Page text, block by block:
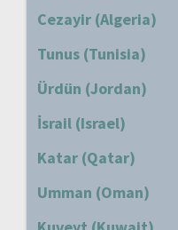
Cezayir (Algeria)
Tunus (Tunisia)
Ürdün (Jordan)
İsrail (Israel)
Katar (Qatar)
Umman (Oman)